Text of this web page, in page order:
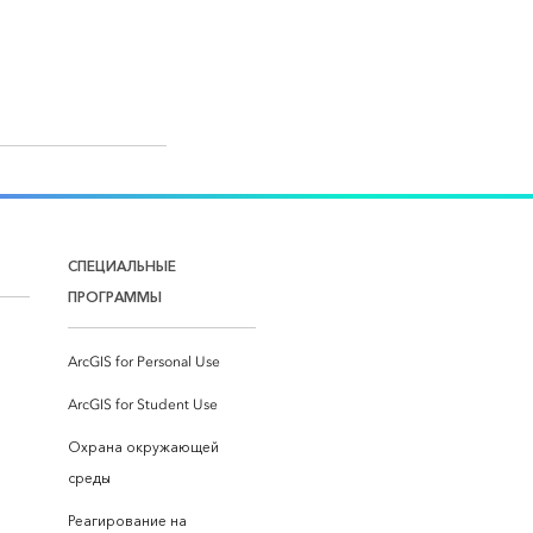
СПЕЦИАЛЬНЫЕ
ПРОГРАММЫ
ArcGIS for Personal Use
ArcGIS for Student Use
Охрана окружающей
среды
Реагирование на